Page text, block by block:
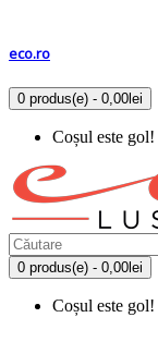
eco.ro
0 produs(e) - 0,00lei
Coșul este gol!
0 produs(e) - 0,00lei
Coșul este gol!